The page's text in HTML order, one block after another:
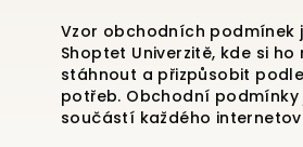
Vzor obchodních podmínek
Shoptet Univerzitě, kde si ho
stáhnout a přizpůsobit
potřeb. Obchodní
součástí každého